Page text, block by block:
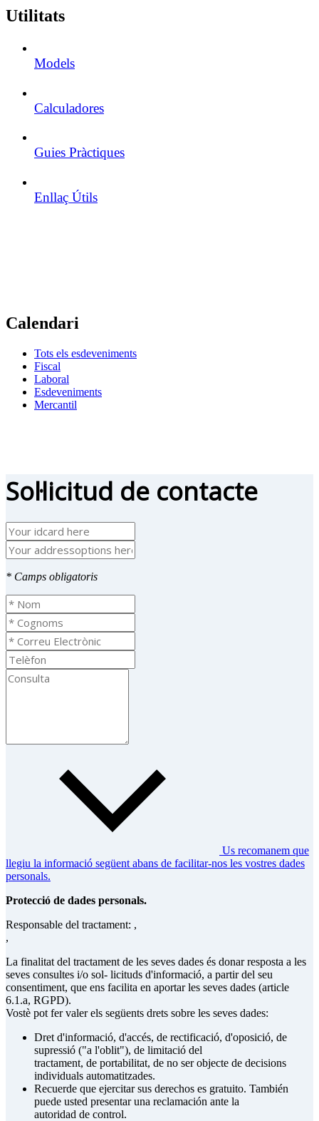
Utilitats
Models
Calculadores
Guies Pràctiques
Enllaç Útils
Calendari
Tots els esdeveniments
Fiscal
Laboral
Esdeveniments
Mercantil
Sol·licitud de contacte
* Camps obligatoris
Us recomanem que
llegiu la informació següent abans de facilitar-nos les vostres dades
personals.
Protecció de dades personals.
Responsable del tractament: ,
,
La finalitat del tractament de les seves dades és donar resposta a les
seves consultes i/o sol- licituds d'informació, a partir del seu
consentiment, que ens facilita en aportar les seves dades (article
6.1.a, RGPD).
Vostè pot fer valer els següents drets sobre les seves dades:
Dret d'informació, d'accés, de rectificació, d'oposició, de
supressió ("a l'oblit"), de limitació del
tractament, de portabilitat, de no ser objecte de decisions
individuals automatitzades.
Recuerde que ejercitar sus derechos es gratuito. También
puede usted presentar una reclamación ante la
autoridad de control.